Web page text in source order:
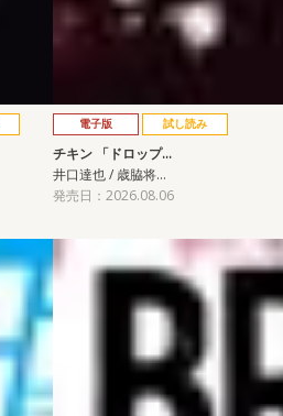
電子版 試し読み
チキン 「ドロップ…
井口達也 / 歳脇将…
発売日：2026.08.06